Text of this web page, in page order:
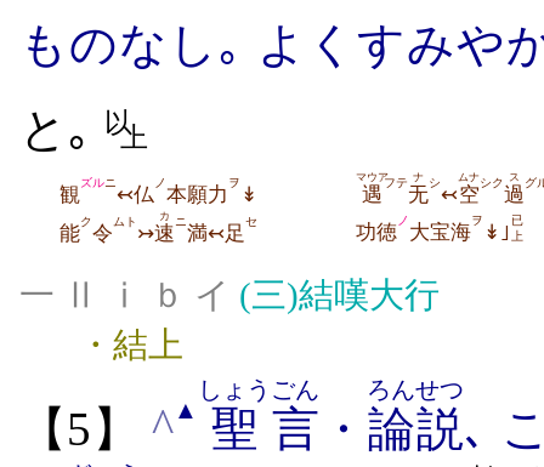
ものなし｡ よくすみや
と｡
以上
観ズルニ↢仏ノ本願力 ヲ ↡ 遇
マウアフテ无
ナ シ↢空
ムナ シク過
ス グ
能ク令ムト ↣速
カ ニ満↢足セ 功徳ノ 大宝海ヲ ↡｣ 已
上
一 Ⅱ ⅰ ｂ イ (三)結嘆大行
・結上
【5】 ^▲ 聖
しょう
言
ごん
・ 論説
ろんせつ
､